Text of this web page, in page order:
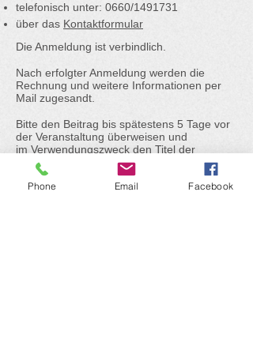
telefonisch unter: 0660/1491731
über das Kontaktformular
Die Anmeldung ist verbindlich.
Nach erfolgter Anmeldung werden die
Rechnung und weitere Informationen per
Mail zugesandt.
Bitte den Beitrag bis spätestens 5 Tage vor
der Veranstaltung überweisen und
im Verwendungszweck den Titel der
Veranstaltung und Vor- und Nachnamen
anführen!
Phone Email Facebook